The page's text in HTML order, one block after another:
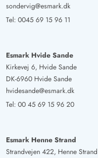
sondervig@esmark.dk
Tel: 0045 69 15 96 11
Esmark Hvide Sande
Kirkevej 6, Hvide Sande
DK-6960 Hvide Sande
hvidesande@esmark.dk
Tel: 00 45 69 15 96 20
Esmark Henne Strand
Strandvejen 422, Henne Strand